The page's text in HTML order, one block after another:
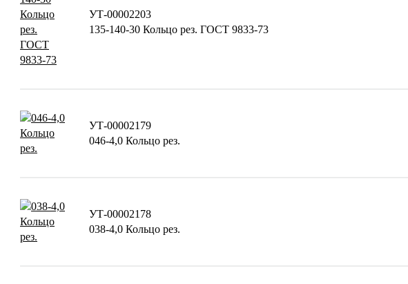
УТ-00002203
135-140-30 Кольцо рез. ГОСТ 9833-73
УТ-00002179
046-4,0 Кольцо рез.
УТ-00002178
038-4,0 Кольцо рез.